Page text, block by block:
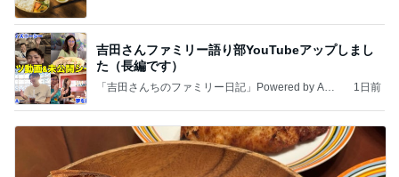
吉田さんファミリー語り部YouTubeアップしまし
た（長編です）
「吉田さんちのファミリー日記」Powered by Ame
1日前